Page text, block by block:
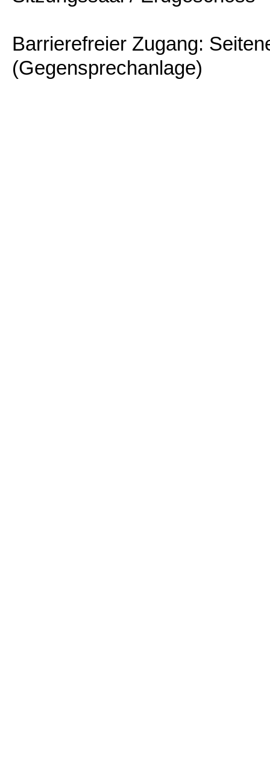
Barrierefreier Zugang:
(Gegensprechanlage)